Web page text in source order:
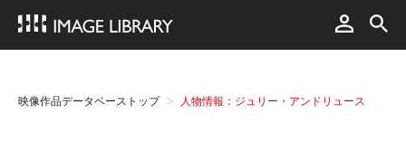
映像作品データベーストップ 人物情報：ジュリー・アンドリュース